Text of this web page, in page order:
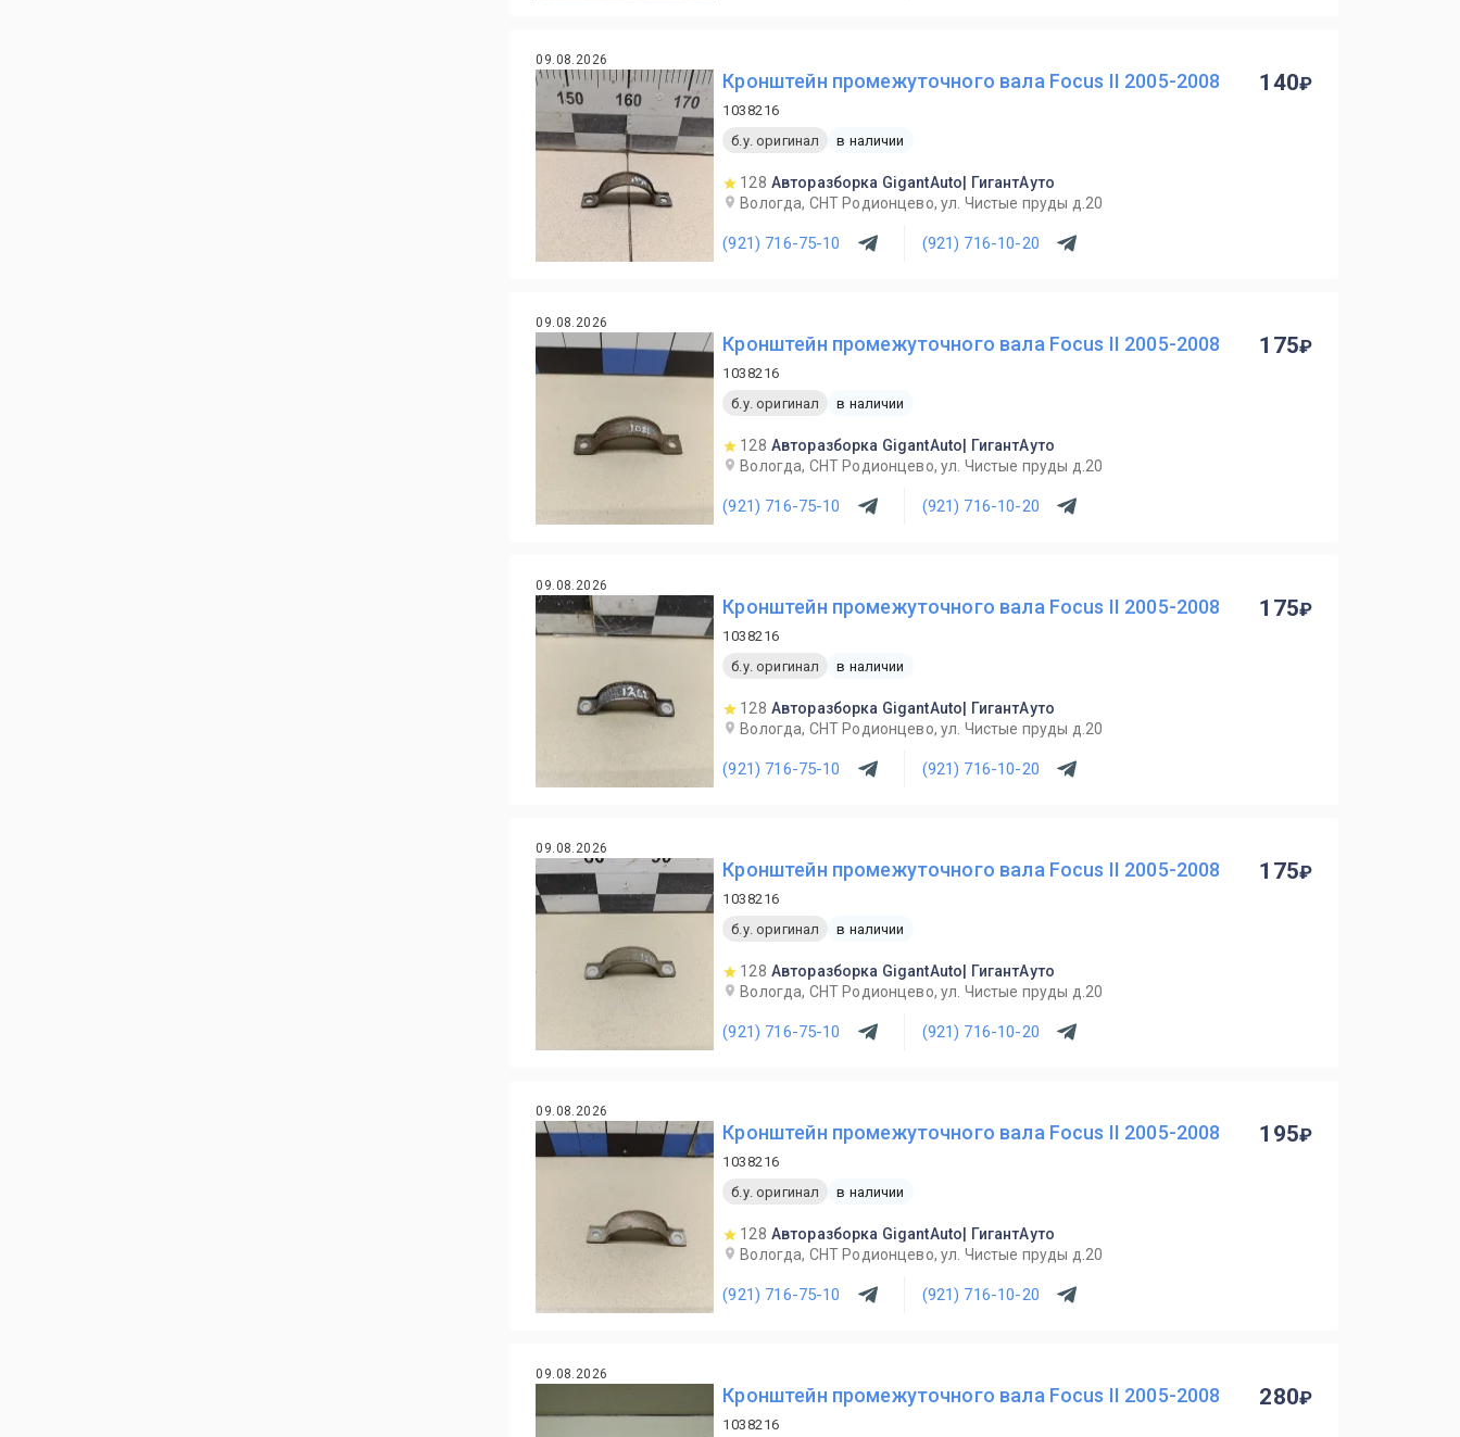
09.08.2026
Кронштейн промежуточного вала Focus II 2005-2008
1038216
б.у. оригинал
в наличии
128 Авторазборка GigantAuto| ГигантАуто
Вологда, СНТ Родионцево, ул. Чистые пруды д.20
(921) 716-75-10 (921) 716-10-20
140
09.08.2026
Кронштейн промежуточного вала Focus II 2005-2008
1038216
б.у. оригинал
в наличии
128 Авторазборка GigantAuto| ГигантАуто
Вологда, СНТ Родионцево, ул. Чистые пруды д.20
(921) 716-75-10 (921) 716-10-20
175
09.08.2026
Кронштейн промежуточного вала Focus II 2005-2008
1038216
б.у. оригинал
в наличии
128 Авторазборка GigantAuto| ГигантАуто
Вологда, СНТ Родионцево, ул. Чистые пруды д.20
(921) 716-75-10 (921) 716-10-20
175
09.08.2026
Кронштейн промежуточного вала Focus II 2005-2008
1038216
б.у. оригинал
в наличии
128 Авторазборка GigantAuto| ГигантАуто
Вологда, СНТ Родионцево, ул. Чистые пруды д.20
(921) 716-75-10 (921) 716-10-20
175
09.08.2026
Кронштейн промежуточного вала Focus II 2005-2008
1038216
б.у. оригинал
в наличии
128 Авторазборка GigantAuto| ГигантАуто
Вологда, СНТ Родионцево, ул. Чистые пруды д.20
(921) 716-75-10 (921) 716-10-20
195
09.08.2026
Кронштейн промежуточного вала Focus II 2005-2008
1038216
280